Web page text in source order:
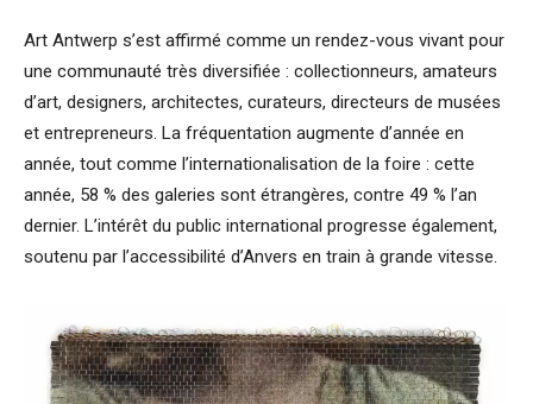
Art Antwerp s’est affirmé comme un rendez-vous vivant pour
une communauté très diversifiée : collectionneurs, amateurs
d’art, designers, architectes, curateurs, directeurs de musées
et entrepreneurs. La fréquentation augmente d’année en
année, tout comme l’internationalisation de la foire : cette
année, 58 % des galeries sont étrangères, contre 49 % l’an
dernier. L’intérêt du public international progresse également,
soutenu par l’accessibilité d’Anvers en train à grande vitesse.